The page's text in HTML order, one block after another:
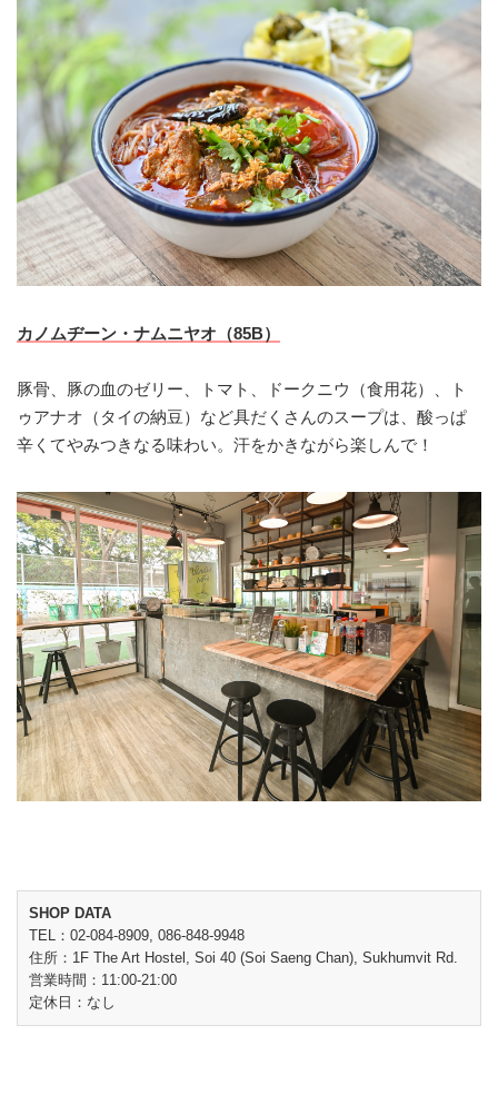
カノムヂーン・ナムニヤオ（85B）
豚骨、豚の血のゼリー、トマト、ドークニウ（食用花）、ト
ゥアナオ（タイの納豆）など具だくさんのスープは、酸っぱ
辛くてやみつきなる味わい。汗をかきながら楽しんで！
SHOP DATA
TEL：02-084-8909, 086-848-9948
住所：1F The Art Hostel, Soi 40 (Soi Saeng Chan), Sukhumvit Rd.
営業時間：11:00-21:00
定休日：なし